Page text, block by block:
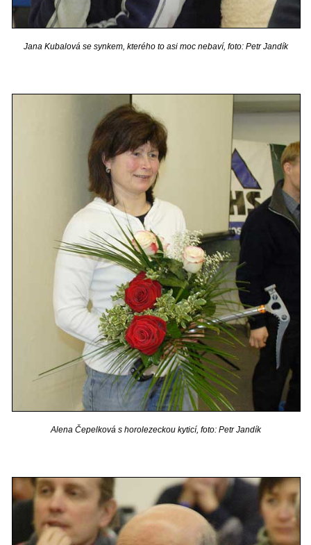
Jana Kubalová se synkem, kterého to asi moc nebaví, foto: Petr Jandík
Alena Čepelková s horolezeckou kyticí, foto: Petr Jandík